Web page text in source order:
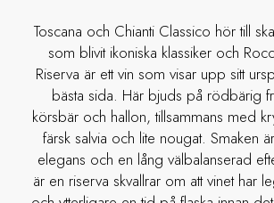
Toscana och Chianti Classico hör till
som blivit ikoniska klassiker och
Riserva är ett vin som visar upp sitt
bästa sida. Här bjuds på rödbärig
körsbär och hallon, tillsammans med
färsk salvia och lite nougat. Smaken
elegans och en lång välbalanserad
är en riserva skvallrar om att vinet har